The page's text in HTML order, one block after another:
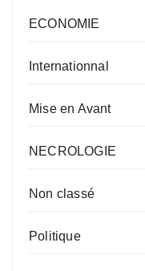
ECONOMIE
Internationnal
Mise en Avant
NECROLOGIE
Non classé
Politique